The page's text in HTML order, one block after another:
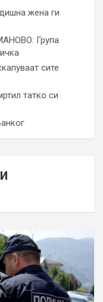
жена ги
Група
сите
татко си